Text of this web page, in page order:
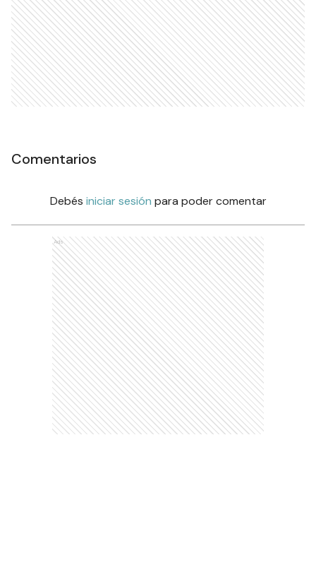
Comentarios
Debés iniciar sesión para poder comentar
Ads